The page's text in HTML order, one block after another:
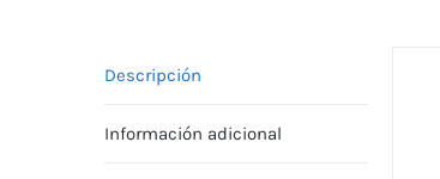
Descripción
Información adicional